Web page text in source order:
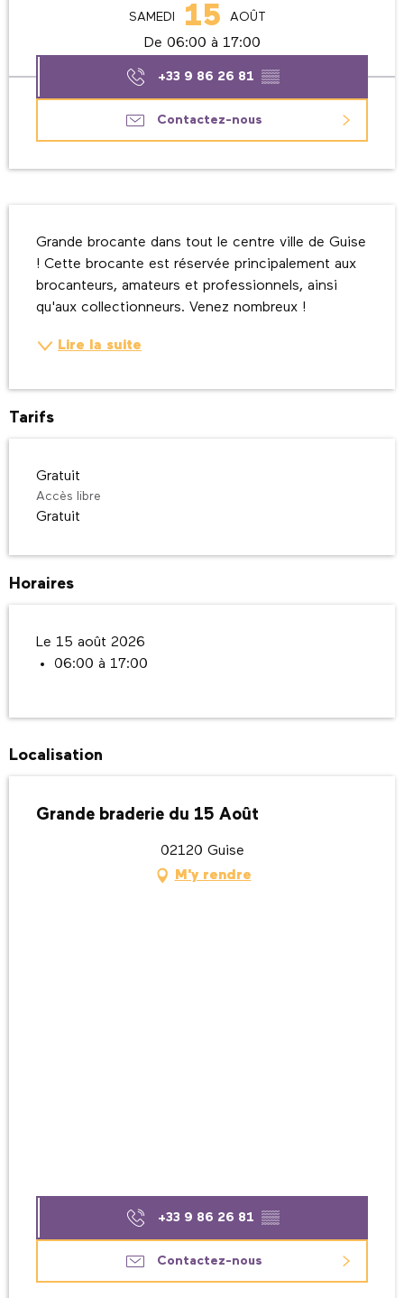
SAMEDI 15 AOÛT
De 06:00 à 17:00
+33 9 86 26 81 ▒▒
Contactez-nous
Grande brocante dans tout le centre ville de Guise
! Cette brocante est réservée principalement aux
brocanteurs, amateurs et professionnels, ainsi
qu'aux collectionneurs. Venez nombreux !
Lire la suite
Tarifs
Gratuit
Accès libre
Gratuit
Horaires
Le 15 août 2026
06:00 à 17:00
Localisation
Grande braderie du 15 Août
02120 Guise
M'y rendre
+33 9 86 26 81 ▒▒
Contactez-nous